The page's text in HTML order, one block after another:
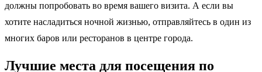
должны попробовать во время вашего визита. А если вы
хотите насладиться ночной жизнью, отправляйтесь в один из
многих баров или ресторанов в центре города.
Лучшие места для посещения по